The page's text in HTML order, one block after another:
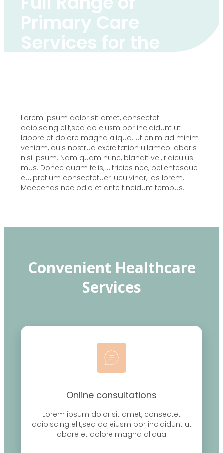
Primary Care
Services for the
Lorem ipsum dolor sit amet, consectet
adipiscing elit,sed do eiusm por incididunt ut
labore et dolore magna aliqua. Ut enim ad minim
veniam, quis nostrud exercitation ullamco laboris
nisi ipsum. Nam quam nunc, blandit vel, ridiculus
mus. Donec quam felis, ultricies nec, pellentesque
eu, pretium consectetuer luculvinar, ids lorem.
Maecenas nec odio et ante tincidunt tempus.
Convenient Healthcare
Services
Online consultations
Lorem ipsum dolor sit amet, consectet
adipiscing elit,sed do eiusm por incididunt ut
labore et dolore magna aliqua.